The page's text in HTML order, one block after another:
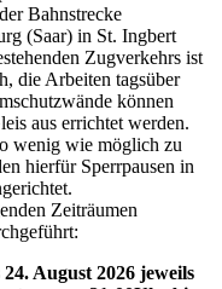
Bahnstrecke
(Saar) in St. Ingbert
Zugverkehrs ist
die Arbeiten tagsüber
können
aus errichtet werden.
wenig wie möglich zu
hierfür Sperrpausen in
Zeiträumen
August 2026 jeweils